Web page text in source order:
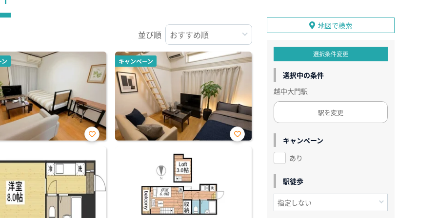
並び順
お気
り登
録
キャンペーン
お気
地図で検索
選択条件変更
選択中の条件
越中大門駅
駅を変更
キャンペーン
あり
駅徒歩